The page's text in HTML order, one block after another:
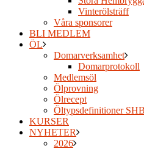
Vinterölsträff
Våra sponsorer
BLI MEDLEM
ÖL
Domarverksamhet
Domarprotokoll
Medlemsöl
Ölprovning
Ölrecept
Öltypsdefinitioner
KURSER
NYHETER
2026